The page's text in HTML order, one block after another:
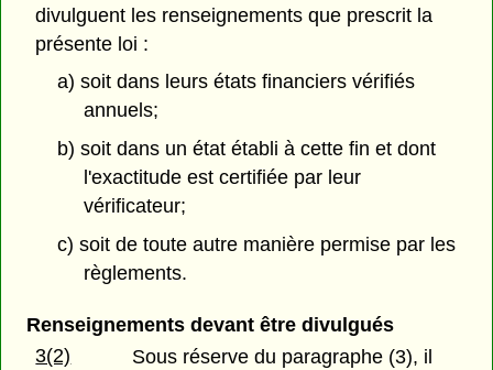
divulguent les renseignements que prescrit la
présente loi :
a) soit dans leurs états financiers vérifiés
annuels;
b) soit dans un état établi à cette fin et dont
l'exactitude est certifiée par leur
vérificateur;
c) soit de toute autre manière permise par les
règlements.
Renseignements devant être divulgués
3(2)
Sous réserve du paragraphe (3), il